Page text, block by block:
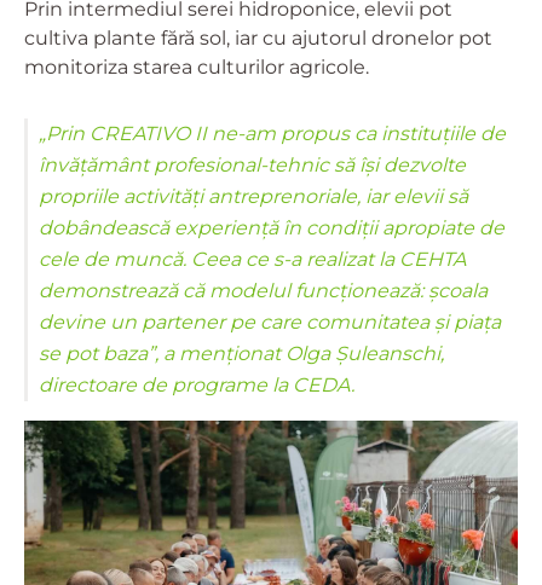
Prin intermediul serei hidroponice, elevii pot
cultiva plante fără sol, iar cu ajutorul dronelor pot
monitoriza starea culturilor agricole.
„Prin CREATIVO II ne-am propus ca instituțiile de
învățământ profesional-tehnic să își dezvolte
propriile activități antreprenoriale, iar elevii să
dobândească experiență în condiții apropiate de
cele de muncă. Ceea ce s-a realizat la CEHTA
demonstrează că modelul funcționează: școala
devine un partener pe care comunitatea și piața
se pot baza”, a menționat Olga Șuleanschi,
directoare de programe la CEDA.